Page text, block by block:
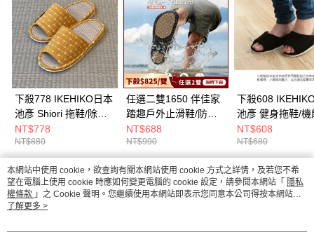
下殺778 IKEHIKO日本
池彥 Shiori 拖鞋/除臭
拖鞋/天然藺草/室內拖
鞋 26Aug001
NT$778
NT$880
任選二雙1650 伴佳家
踏趣戶外止滑鞋/防滑
拖鞋/洞洞鞋/懶人鞋
NT$688
NT$990
下殺608
池彥 健身拖鞋/機
鞋/藺草拖鞋/室內
26Aug001
NT$608
NT$680
熱門標籤
本網站中使用 cookie，欲查詢有關本網站使用 cookie 方式之詳情，及若您不希
望在電腦上使用 cookie 時應如何變更電腦的 cookie 設定，請參閱本網站「 隱私
權條款 」之 Cookie 聲明。您繼續使用本網站即表示您同意本公司得按本網站使
用條款之 Cookie 聲明使用 cookie。
了解更多 >